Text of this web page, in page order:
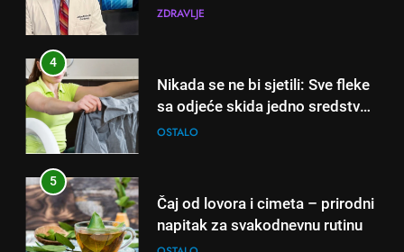
otkrio: Ove 4 jutarnje navike
dana!
ZDRAVLJE
4
Nikada se ne bi sjetili: Sve fleke
sa odjeće skida jedno sredstvo
koje svi imamo u kući
OSTALO
5
Čaj od lovora i cimeta – prirodni
napitak za svakodnevnu rutinu